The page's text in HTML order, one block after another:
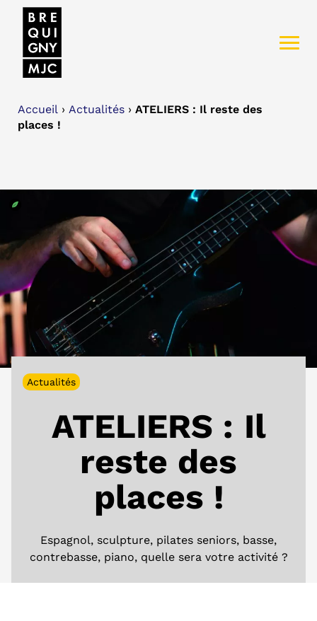
Accueil › Actualités › ATELIERS : Il reste des
places !
Actualités
ATELIERS : Il
reste des
places !
Espagnol, sculpture, pilates seniors, basse,
contrebasse, piano, quelle sera votre activité ?